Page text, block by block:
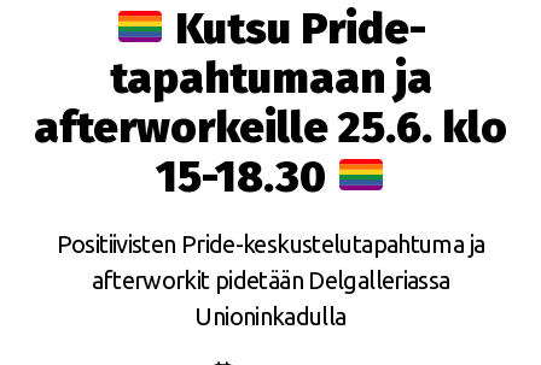
Kutsu Pride-
tapahtumaan ja
afterworkeille 25.6. klo
15-18.30
Positiivisten Pride-keskustelutapahtuma ja
afterworkit pidetään Delgalleriassa
Unioninkadulla